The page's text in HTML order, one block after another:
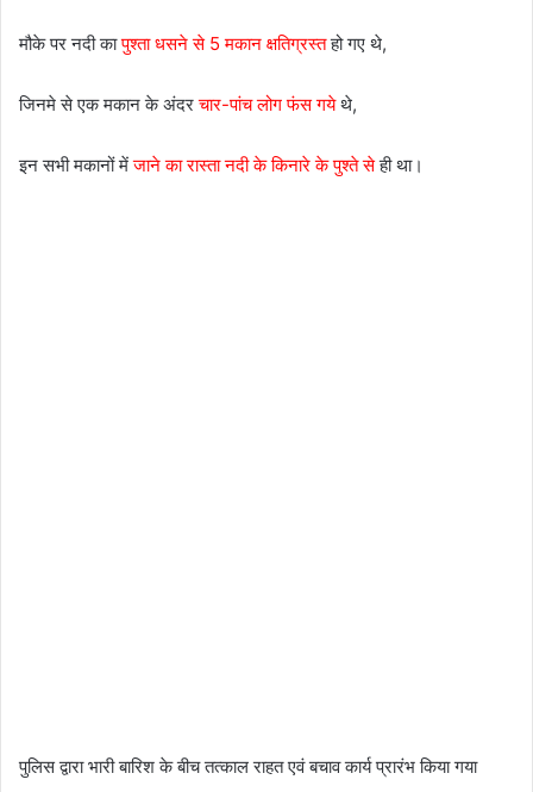
मौके पर नदी कापुश्ता धसने से 5 मकान क्षतिग्रस्तहो गए थे,
जिनमे से एक मकान के अंदरचार-पांच लोग फंस गयेथे,
इन सभी मकानों मेंजाने का रास्ता नदी के किनारे के पुश्ते सेही था।
पुलिस द्वारा भारी बारिश के बीच तत्काल राहत एवं बचाव कार्य प्रारंभ किया गया